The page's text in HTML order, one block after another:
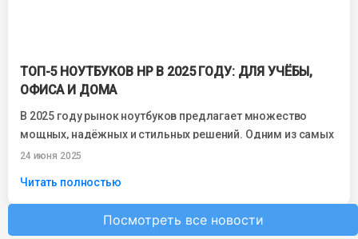
ТОП-5 НОУТБУКОВ HP В 2025 ГОДУ: ДЛЯ УЧЁБЫ,
ОФИСА И ДОМА
В 2025 году рынок ноутбуков предлагает множество
мощных, надёжных и стильных решений. Одним из самых
стабильных и популярных брендов остаётся...
24 июня 2025
Читать полностью
Посмотреть все новости